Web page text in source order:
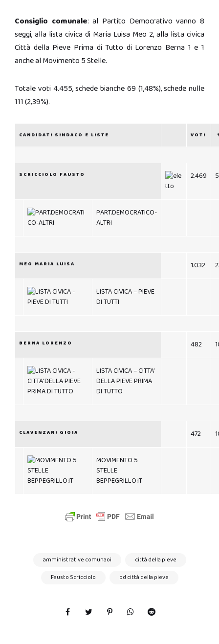
Consiglio comunale: al Partito Democrativo vanno 8
seggi, alla lista civica di Maria Luisa Meo 2, alla lista civica
Città della Pieve Prima di Tutto di Lorenzo Berna 1 e 1
anche al Movimento 5 Stelle.
Totale voti 4.455, schede bianche 69 (1,48%), schede nulle
111 (2,39%).
CANDIDATI SINDACO E LISTE VOTI
SCRICCIOLO FAUSTO 2.469
PART.DEMOCRATICO-
ALTRI
MEO MARIA LUISA 1.032
LISTA CIVICA – PIEVE
DI TUTTI
BERNA LORENZO 482
LISTA CIVICA – CITTA’
DELLA PIEVE PRIMA
DI TUTTO
CLAVENZANI GIOIA 472
MOVIMENTO 5
STELLE
BEPPEGRILLO.IT
amministrative comunaoi
città della pieve
Fausto Scricciolo
pd città della pieve